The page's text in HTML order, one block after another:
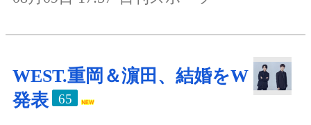
WEST.重岡＆濵田、結婚をW
発表
65